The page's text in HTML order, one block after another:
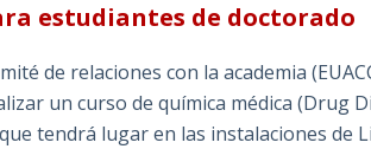
estudiantes de doctorado
de relaciones con la academia
un curso de química médica (Drug
tendrá lugar en las instalaciones de